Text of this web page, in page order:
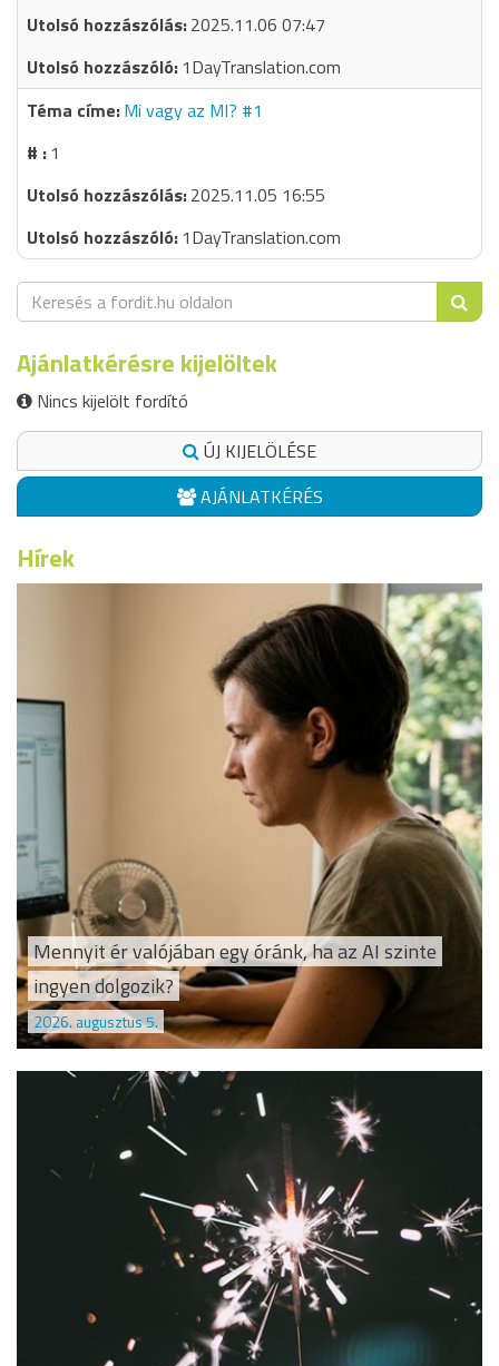
2025.11.06 07:47
1DayTranslation.com
Mi vagy az MI? #1
1
2025.11.05 16:55
1DayTranslation.com
Ajánlatkérésre kijelöltek
Nincs kijelölt fordító
ÚJ KIJELÖLÉSE
AJÁNLATKÉRÉS
Hírek
Mennyit ér valójában egy óránk, ha az AI szinte
ingyen dolgozik?
2026. augusztus 5.